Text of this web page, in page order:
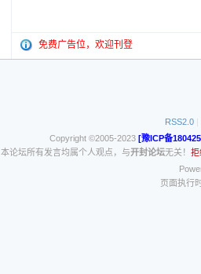
免费广告位，欢迎刊登
RSS2.0 |
Copyright ©2005-2023 [豫ICP备
本论坛所有发言均属个人观点，与开封论坛无关！ 拒
页面执行